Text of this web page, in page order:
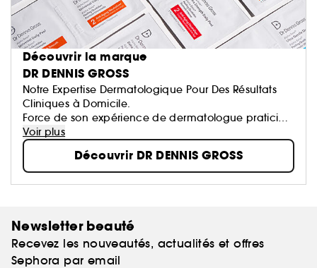
Découvrir la marque
DR DENNIS GROSS
Notre Expertise Dermatologique Pour Des Résultats
Cliniques à Domicile.
Force de son expérience de dermatologue praticien
et chercheur contre le cancer de la peau, Dr Dennis
Gross a développé des soins efficaces et prouvés
cliniquement, et répondant aux différentes
problématiques de peau.
Voir plus
Découvrir DR DENNIS GROSS
Newsletter beauté
Recevez les nouveautés, actualités et offres
Sephora par email